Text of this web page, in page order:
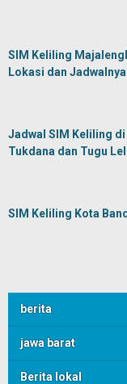
SIM Keliling
Lokasi dan
Jadwal SIM Keliling
Tukdana dan Tugu
SIM Keliling Kota
berita
jawa barat
Berita lokal